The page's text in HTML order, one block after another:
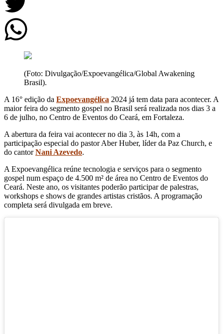
(Foto: Divulgação/Expoevangélica/Global Awakening
Brasil).
A 16° edição da Expoevangélica 2024 já tem data para acontecer. A
maior feira do segmento gospel no Brasil será realizada nos dias 3 a
6 de julho, no Centro de Eventos do Ceará, em Fortaleza.
A abertura da feira vai acontecer no dia 3, às 14h, com a
participação especial do pastor Aber Huber, líder da Paz Church, e
do cantorNani Azevedo.
A Expoevangélica reúne tecnologia e serviços para o segmento
gospel num espaço de 4.500 m² de área no Centro de Eventos do
Ceará. Neste ano, os visitantes poderão participar de palestras,
workshops e shows de grandes artistas cristãos. A programação
completa será divulgada em breve.